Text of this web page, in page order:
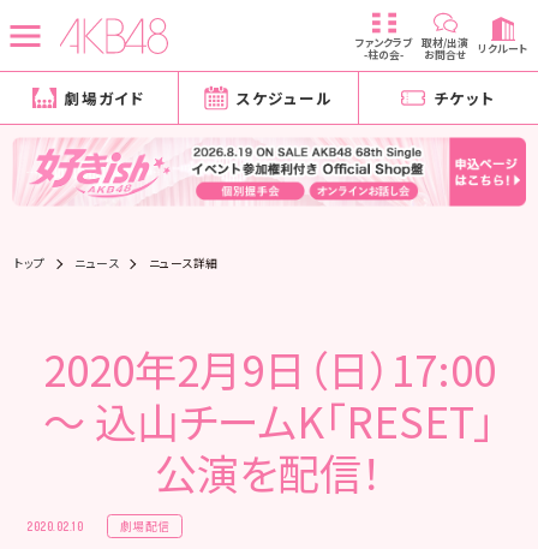
ファンクラブ
-柱の会-
取材/出演
お問合せ リクルート
劇場ガイド スケジュール チケット
トップ ニュース ニュース詳細
2020年2月9日（日）17:00
～ 込山チームK「RESET」
公演を配信！
2020.02.10 劇場配信